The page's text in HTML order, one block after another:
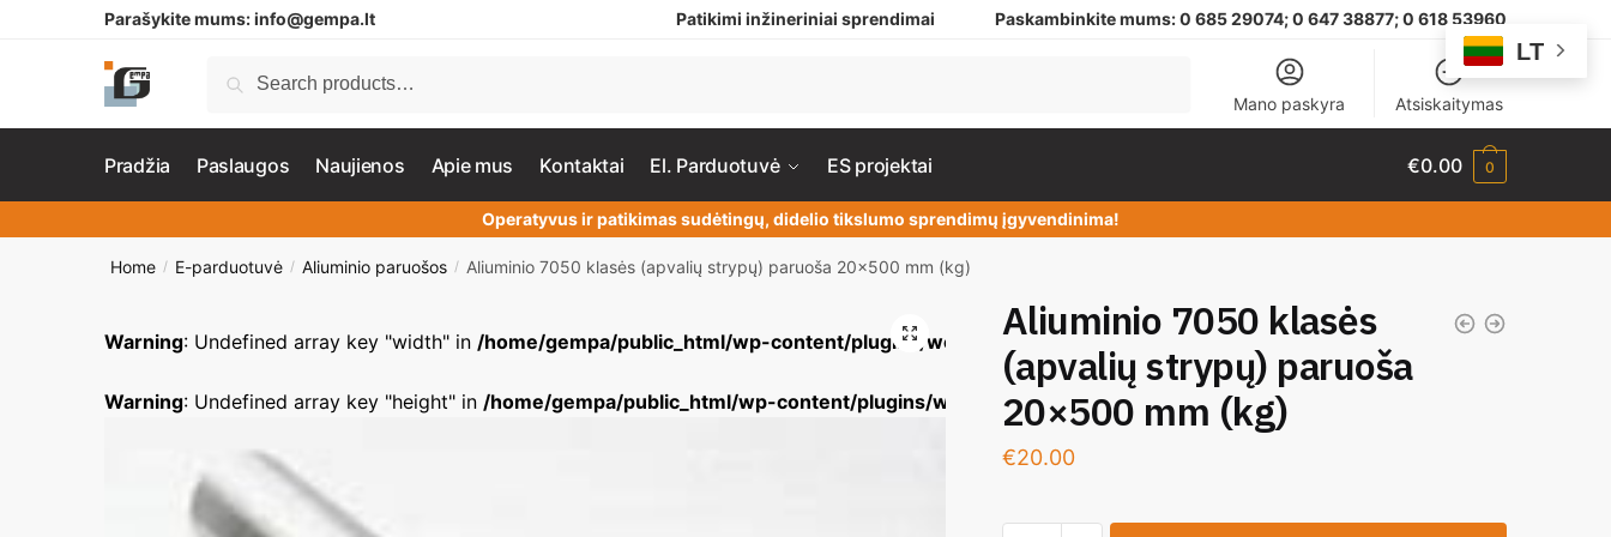
Parašykite mums:info@gempa.lt Patikimi inžineriniai sprendimai Paskambinkite mums:0 685 29074;0 647 38877; 0 618 53960
Search
Mano paskyra
Atsiskaitymas
Pradžia Paslaugos Naujienos Apie mus Kontaktai El. Parduotuvė ES projektai €0.00 0
Operatyvus ir patikimas sudėtingų, didelio tikslumo sprendimų įgyvendinima!
Home / E-parduotuvė / Aliuminio paruošos / Aliuminio 7050 klasės (apvalių strypų) paruoša 20×500 mm (kg)
Warning: Undefined array key "width" in/home/gempa/public_html/wp-content/plugins/woocommerce/includes/class-wc-regenerate-images.php on line
Warning: Undefined array key "height" in/home/gempa/public_html/wp-content/plugins/woocommerce/includes/class-wc-regenerate-images.php
Warning: Undefined array key "width" in
Warning: Undefined array key "height" in/home/gempa/public_html/
Aliuminio 7050 klasės
(apvalių strypų) paruoša
20×500 mm (kg)
€20.00
LT